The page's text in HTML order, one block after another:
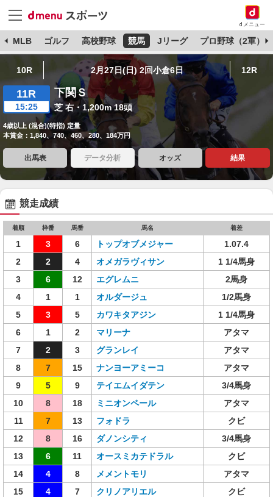
dメニュー
MLB ゴルフ 高校野球 競馬 Jリーグ プロ野球（2軍）
10R 2月27日(日) 2回小倉6日 12R
11R
15:25
下関Ｓ
芝 右・1,200m 18頭
4歳以上 (混合)(特指) 定量
本賞金：1,840、740、460、280、184万円
出馬表 データ分析 オッズ 結果
競走成績
着順 枠番 馬番 馬名 着差
1 3 6 トップオブメジャー
1.07.4
2
2 4 オメガラヴィサン
1 1/4馬身
3
6 12 エグレムニ
2馬身
4
1 1 オルダージュ
1/2馬身
5
3 5 カワキタアジン
1 1/4馬身
6
1 2 マリーナ
アタマ
7
2 3 グランレイ
アタマ
8
7 15 ナンヨーアミーコ
アタマ
9
5 9 テイエムイダテン
3/4馬身
10
8 18 ミニオンペール
アタマ
11
7 13 フォドラ
クビ
12
8 16 ダノンシティ
3/4馬身
13
6 11 オースミカテドラル
クビ
14
4 8 メメントモリ
アタマ
15
4 7 クリノアリエル
クビ